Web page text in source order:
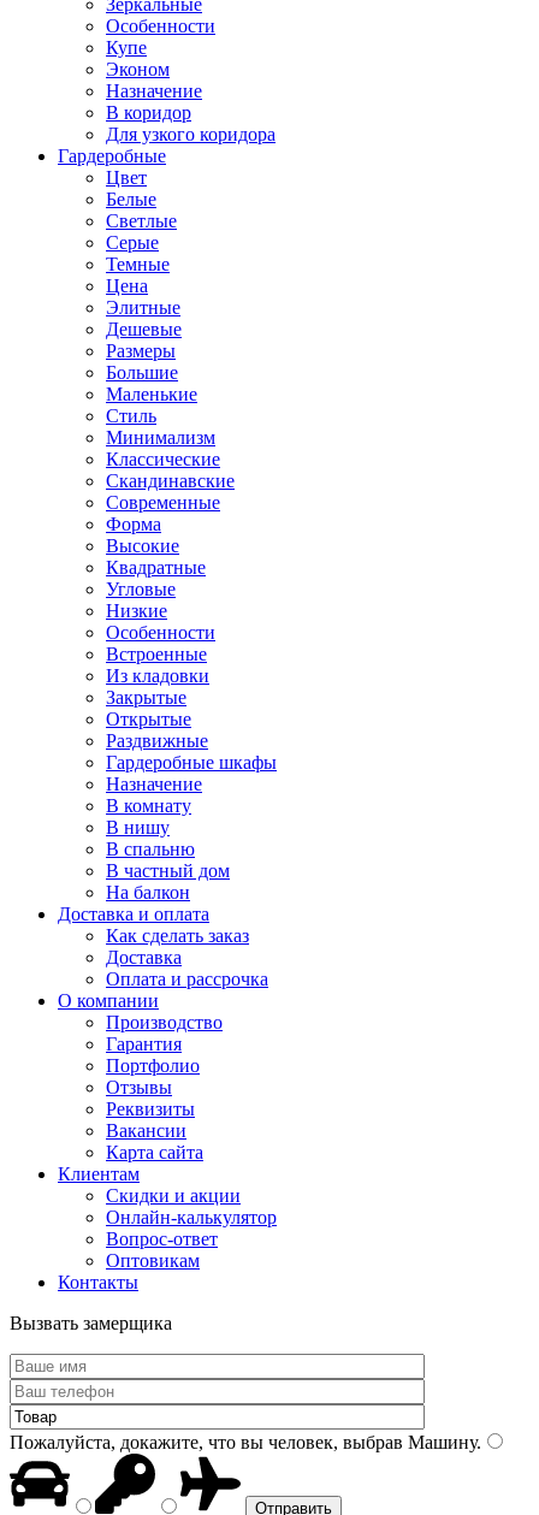
Зеркальные
Особенности
Купе
Эконом
Назначение
В коридор
Для узкого коридора
Гардеробные
Цвет
Белые
Светлые
Серые
Темные
Цена
Элитные
Дешевые
Размеры
Большие
Маленькие
Стиль
Минимализм
Классические
Скандинавские
Современные
Форма
Высокие
Квадратные
Угловые
Низкие
Особенности
Встроенные
Из кладовки
Закрытые
Открытые
Раздвижные
Гардеробные шкафы
Назначение
В комнату
В нишу
В спальню
В частный дом
На балкон
Доставка и оплата
Как сделать заказ
Доставка
Оплата и рассрочка
О компании
Производство
Гарантия
Портфолио
Отзывы
Реквизиты
Вакансии
Карта сайта
Клиентам
Скидки и акции
Онлайн-калькулятор
Вопрос-ответ
Оптовикам
Контакты
Вызвать замерщика
Пожалуйста, докажите, что вы человек, выбрав Машину.